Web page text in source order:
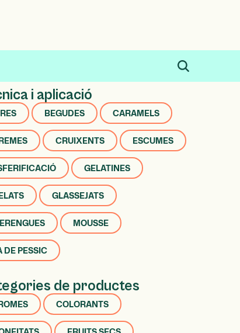
i aplicació
BEGUDES CARAMELS
CRUIXENTS ESCUMES
GELATINES
GLASSEJATS
MOUSSE
DE PESSIC
de productes
COLORANTS